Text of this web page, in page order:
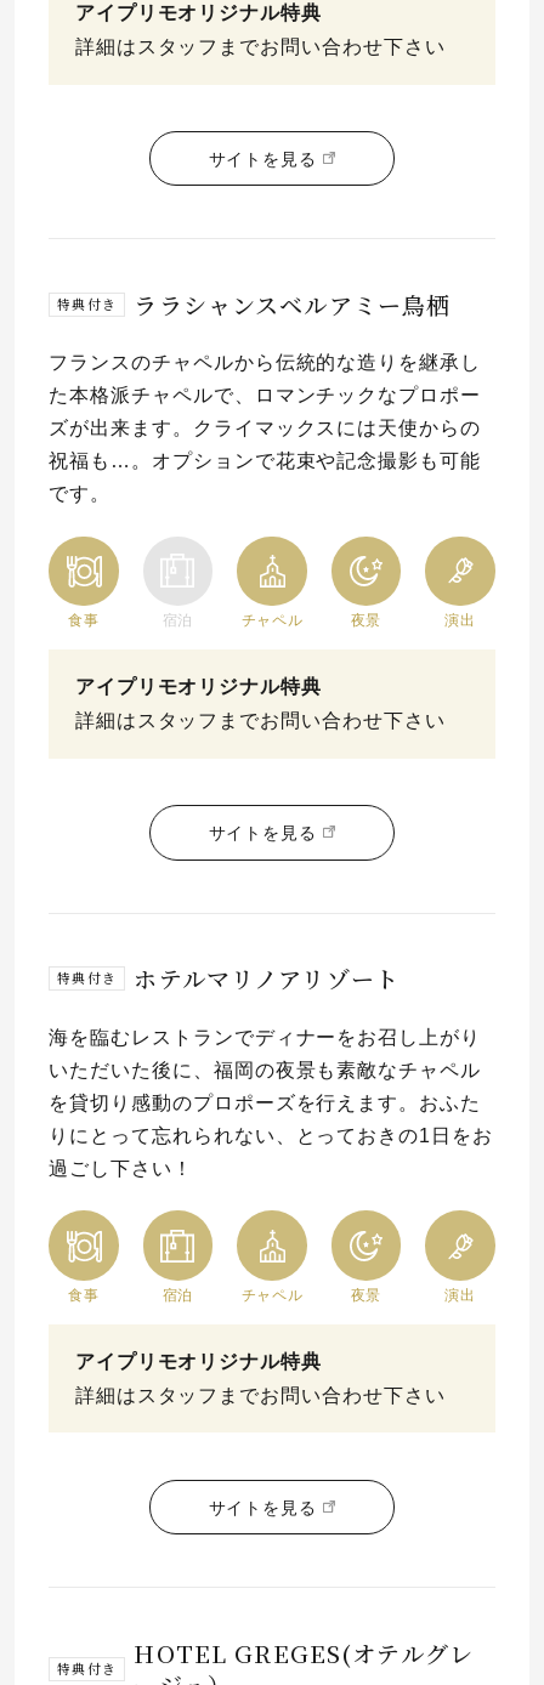
アイプリモオリジナル特典
詳細はスタッフまでお問い合わせ下さい
サイトを見る
特典付き ララシャンスベルアミー鳥栖
フランスのチャペルから伝統的な造りを継承し
た本格派チャペルで、ロマンチックなプロポー
ズが出来ます。クライマックスには天使からの
祝福も…。オプションで花束や記念撮影も可能
です。
食事 宿泊 チャペル 夜景 演出
アイプリモオリジナル特典
詳細はスタッフまでお問い合わせ下さい
サイトを見る
特典付き ホテルマリノアリゾート
海を臨むレストランでディナーをお召し上がり
いただいた後に、福岡の夜景も素敵なチャペル
を貸切り感動のプロポーズを行えます。おふた
りにとって忘れられない、とっておきの1日をお
過ごし下さい！
食事 宿泊 チャペル 夜景 演出
アイプリモオリジナル特典
詳細はスタッフまでお問い合わせ下さい
サイトを見る
特典付き
HOTEL GREGES(オテルグレ